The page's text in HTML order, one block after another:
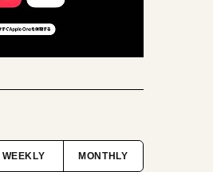
WEEKLY MONTHLY